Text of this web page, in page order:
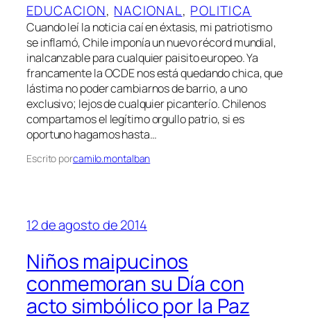
EDUCACION, NACIONAL, POLITICA
Cuando leí la noticia caí en éxtasis, mi patriotismo
se inflamó, Chile imponía un nuevo récord mundial,
inalcanzable para cualquier paisito europeo. Ya
francamente la OCDE nos está quedando chica, que
lástima no poder cambiarnos de barrio, a uno
exclusivo; lejos de cualquier picanterío. Chilenos
compartamos el legítimo orgullo patrio, si es
oportuno hagamos hasta…
Escrito porcamilo.montalban
12 de agosto de 2014
Niños maipucinos
conmemoran su Día con
acto simbólico por la Paz